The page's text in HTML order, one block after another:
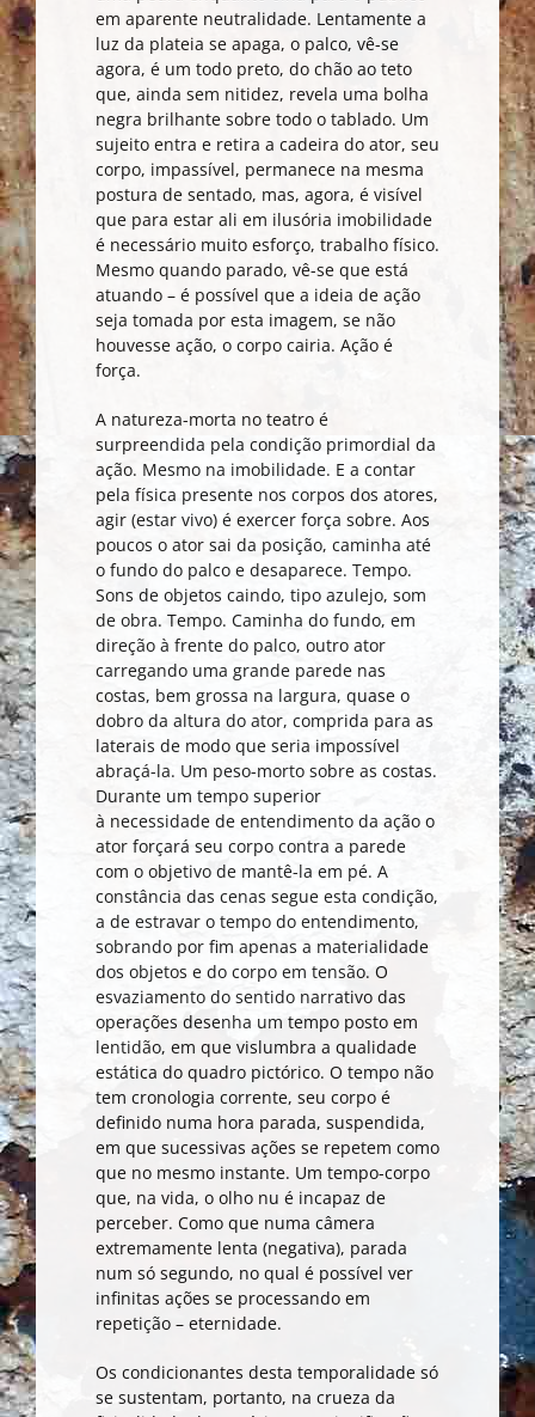
em aparente neutralidade. Lentamente a
luz da plateia se apaga, o palco, vê-se
agora, é um todo preto, do chão ao teto
que, ainda sem nitidez, revela uma bolha
negra brilhante sobre todo o tablado. Um
sujeito entra e retira a cadeira do ator, seu
corpo, impassível, permanece na mesma
postura de sentado, mas, agora, é visível
que para estar ali em ilusória imobilidade
é necessário muito esforço, trabalho físico.
Mesmo quando parado, vê-se que está
atuando – é possível que a ideia de ação
seja tomada por esta imagem, se não
houvesse ação, o corpo cairia. Ação é
força.
A natureza-morta no teatro é
surpreendida pela condição primordial da
ação. Mesmo na imobilidade. E a contar
pela física presente nos corpos dos atores,
agir (estar vivo) é exercer força sobre. Aos
poucos o ator sai da posição, caminha até
o fundo do palco e desaparece. Tempo.
Sons de objetos caindo, tipo azulejo, som
de obra. Tempo. Caminha do fundo, em
direção à frente do palco, outro ator
carregando uma grande parede nas
costas, bem grossa na largura, quase o
dobro da altura do ator, comprida para as
laterais de modo que seria impossível
abraçá-la. Um peso-morto sobre as costas.
Durante um tempo superior
à necessidade de entendimento da ação o
ator forçará seu corpo contra a parede
com o objetivo de mantê-la em pé. A
constância das cenas segue esta condição,
a de estravar o tempo do entendimento,
sobrando por fim apenas a materialidade
dos objetos e do corpo em tensão. O
esvaziamento do sentido narrativo das
operações desenha um tempo posto em
lentidão, em que vislumbra a qualidade
estática do quadro pictórico. O tempo não
tem cronologia corrente, seu corpo é
definido numa hora parada, suspendida,
em que sucessivas ações se repetem como
que no mesmo instante. Um tempo-corpo
que, na vida, o olho nu é incapaz de
perceber. Como que numa câmera
extremamente lenta (negativa), parada
num só segundo, no qual é possível ver
infinitas ações se processando em
repetição – eternidade.
Os condicionantes desta temporalidade só
se sustentam, portanto, na crueza da